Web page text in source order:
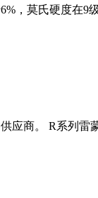
，莫氏硬度在
应商。 R系列